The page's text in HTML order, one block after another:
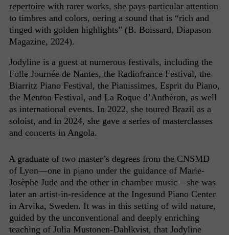
repertoire with rarer works, she pays particular attention
to timbres and colors, oering a sound that is “rich and
tinged with golden highlights” (B. Boissard, Diapason
Magazine, 2024).
Jodyline is a guest at numerous festivals, including the
Folle Journée de Nantes, the Radiofrance Festival, the
Biarritz Piano Festival, the Pianissimes, Esprit du Piano,
the Menton Festival, and La Roque d’Anthéron, as well
as international events. In 2022, she toured Brazil as a
soloist, and in 2024, she gave a series of masterclasses
and concerts in Angola.
A graduate of two master’s degrees from the CNSMD
of Lyon—one in piano under the guidance of Marie-
Josèphe Jude and the other in chamber music—she was
later an artist-in-residence at the Ingesund Piano Center
in Arvika, Sweden. It was in this setting of wild nature,
guided by the unconventional and deeply enriching
teaching of Julia Mustonen-Dahlkvist, that Jodyline